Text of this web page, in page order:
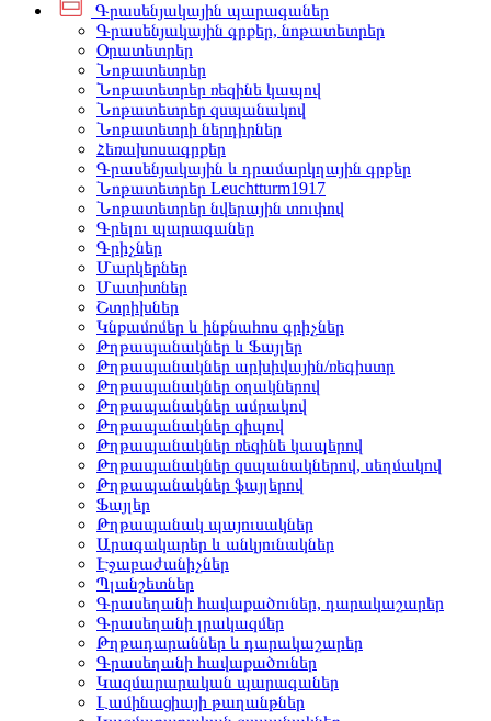
Գրասենյակային պարագաներ
Գրասենյակային գրքեր, նոթատետրեր
Օրատետրեր
Նոթատետրեր
Նոթատետրեր ռեզինե կապով
Նոթատետրեր զսպանակով
Նոթատետրի ներդիրներ
Հեռախոսագրքեր
Գրասենյակային և դրամարկղային գրքեր
Նոթատետրեր Leuchtturm1917
Նոթատետրեր նվերային տուփով
Գրելու պարագաներ
Գրիչներ
Մարկերներ
Մատիտներ
Շտրիխներ
Կնքամոմեր և ինքնահոս գրիչներ
Թղթապանակներ և Ֆայլեր
Թղթապանակներ արխիվային/ռեգիստր
Թղթապանակներ օղակներով
Թղթապանակներ ամրակով
Թղթապանակներ զիպով
Թղթապանակներ ռեզինե կապերով
Թղթապանակներ զսպանակներով, սեղմակով
Թղթապանակներ ֆայլերով
Ֆայլեր
Թղթապանակ պայուսակներ
Արագակարեր և անկյունակներ
Էջաբաժանիչներ
Պլանշետներ
Գրասեղանի հավաքածուներ, դարակաշարեր
Գրասեղանի լրակազմեր
Թղթադարաններ և դարակաշարեր
Գրասեղանի հավաքածուներ
Կազմարարական պարագաներ
Լամինացիայի թաղանթներ